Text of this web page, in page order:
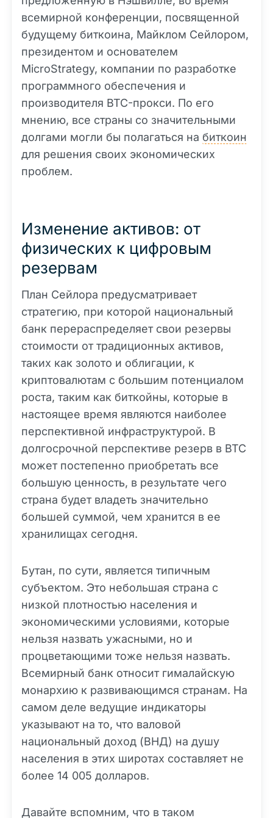
всемирной конференции, посвященной
будущему биткоина, Майклом Сейлором,
президентом и основателем
MicroStrategy, компании по разработке
программного обеспечения и
производителя BTC-прокси. По его
мнению, все страны со значительными
долгами могли бы полагаться на биткоин
для решения своих экономических
проблем.
Изменение активов: от
физических к цифровым
резервам
План Сейлора предусматривает
стратегию, при которой национальный
банк перераспределяет свои резервы
стоимости от традиционных активов,
таких как золото и облигации, к
криптовалютам с большим потенциалом
роста, таким как биткойны, которые в
настоящее время являются наиболее
перспективной инфраструктурой. В
долгосрочной перспективе резерв в BTC
может постепенно приобретать все
большую ценность, в результате чего
страна будет владеть значительно
большей суммой, чем хранится в ее
хранилищах сегодня.
Бутан, по сути, является типичным
субъектом. Это небольшая страна с
низкой плотностью населения и
экономическими условиями, которые
нельзя назвать ужасными, но и
процветающими тоже нельзя назвать.
Всемирный банк относит гималайскую
монархию к развивающимся странам. На
самом деле ведущие индикаторы
указывают на то, что валовой
национальный доход (ВНД) на душу
населения в этих широтах составляет не
более 14 005 долларов.
Давайте вспомним, что в таком